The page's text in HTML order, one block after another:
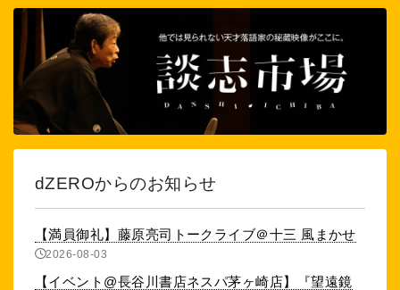
dZEROからのお知らせ
【満員御礼】藤原亮司トークライブ＠十三 風まかせ
2026-08-03
【イベント@長谷川書店ネスパ茅ヶ崎店】『望遠鏡